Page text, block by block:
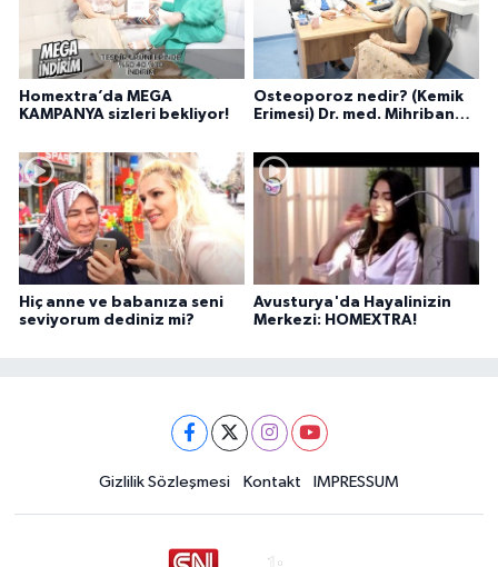
Homextra’da MEGA
KAMPANYA sizleri bekliyor!
Osteoporoz nedir? (Kemik
Erimesi) Dr. med. Mihriban
Hiç anne ve babanıza seni
seviyorum dediniz mi?
Avusturya'da Hayalinizin
Merkezi: HOMEXTRA!
Gizlilik Sözleşmesi Kontakt IMPRESSUM